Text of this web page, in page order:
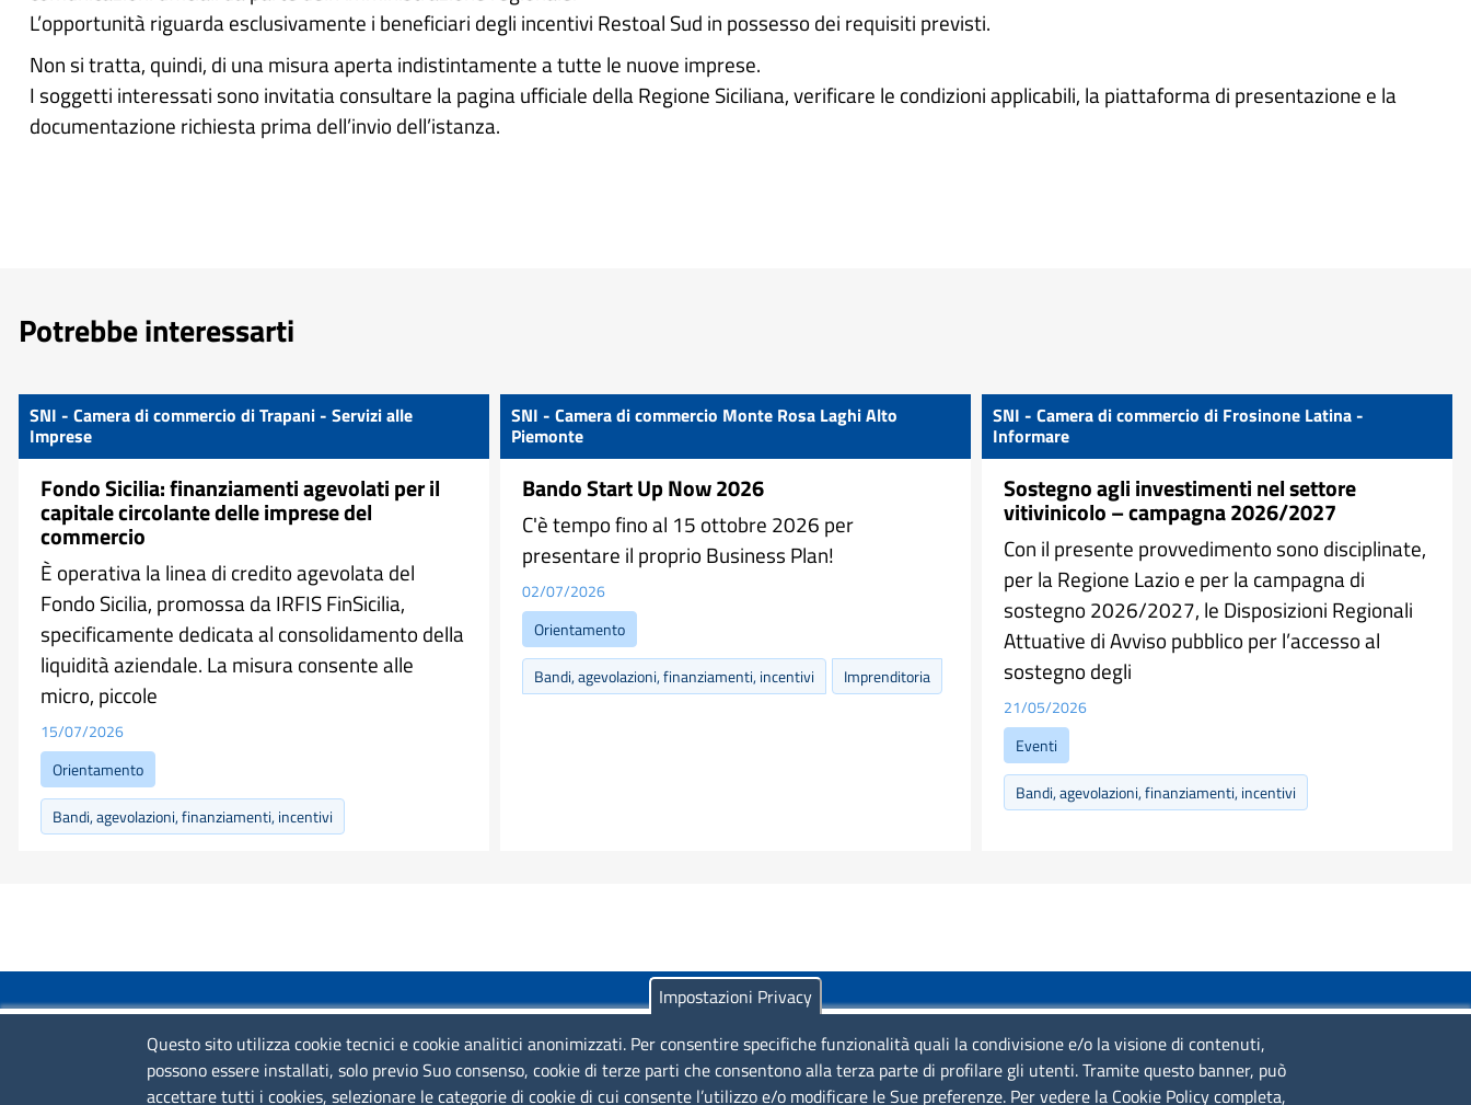
L’opportunità riguarda esclusivamente i beneficiari degli incentivi Restoal Sud in possesso dei requisiti previsti.
Non si tratta, quindi, di una misura aperta indistintamente a tutte le nuove imprese.
I soggetti interessati sono invitatia consultare la pagina ufficiale della Regione Siciliana, verificare le condizioni applicabili, la piattaforma di presentazione e la
documentazione richiesta prima dell’invio dell’istanza.
Potrebbe interessarti
SNI - Camera di commercio di Trapani - Servizi alle
Imprese
Fondo Sicilia: finanziamenti agevolati per il
capitale circolante delle imprese del
commercio
È operativa la linea di credito agevolata del
Fondo Sicilia, promossa da IRFIS FinSicilia,
specificamente dedicata al consolidamento della
liquidità aziendale. La misura consente alle
micro, piccole
15/07/2026
Orientamento
Bandi, agevolazioni, finanziamenti, incentivi
SNI - Camera di commercio Monte Rosa Laghi Alto
Piemonte
Bando Start Up Now 2026
C'è tempo fino al 15 ottobre 2026 per
presentare il proprio Business Plan!
02/07/2026
Orientamento
Bandi, agevolazioni, finanziamenti, incentivi Imprenditoria
SNI - Camera di commercio di Frosinone Latina -
Informare
Sostegno agli investimenti nel settore
vitivinicolo – campagna 2026/2027
Con il presente provvedimento sono disciplinate,
per la Regione Lazio e per la campagna di
sostegno 2026/2027, le Disposizioni Regionali
Attuative di Avviso pubblico per l’accesso al
sostegno degli
21/05/2026
Eventi
Bandi, agevolazioni, finanziamenti, incentivi
COLLEGAMENTI VELOCI
Colloqui di primo orientamento
SERVIZIO REALIZZATO DA
Impostazioni Privacy
Questo sito utilizza cookie tecnici e cookie analitici anonimizzati. Per consentire specifiche funzionalità quali la condivisione e/o la visione di contenuti,
possono essere installati, solo previo Suo consenso, cookie di terze parti che consentono alla terza parte di profilare gli utenti. Tramite questo banner, può
accettare tutti i cookies, selezionare le categorie di cookie di cui consente l’utilizzo e/o modificare le Sue preferenze. Per vedere la Cookie Policy completa,